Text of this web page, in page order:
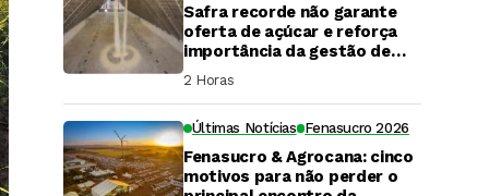
Safra recorde não garante
oferta de açúcar e reforça
importância da gestão de
risco
2 Horas ⁮
Últimas Notícias Fenasucro 2026
Fenasucro & Agrocana: cinco
motivos para não perder o
DaCana Cast